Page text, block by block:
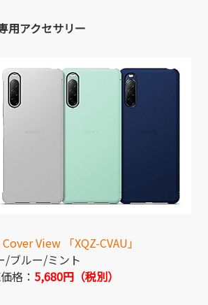
用アクセサリー
View 「XQZ-CVAU」
ブルー/ミント
格： 5,680円（税別）